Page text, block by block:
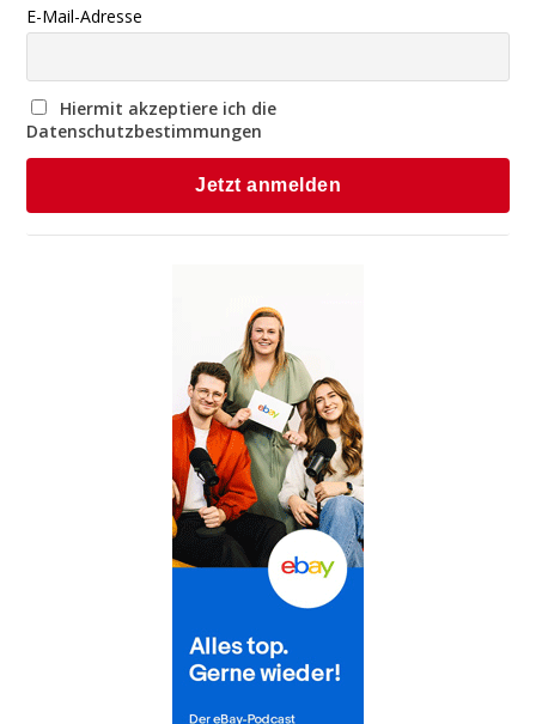
E-Mail-Adresse
Hiermit akzeptiere ich die
Datenschutzbestimmungen